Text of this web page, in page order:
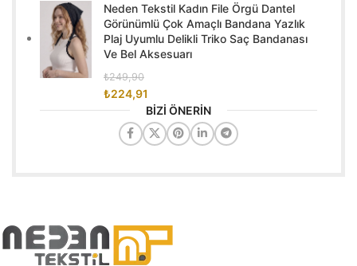
Neden Tekstil Kadın File Örgü Dantel
Görünümlü Çok Amaçlı Bandana Yazlık
Plaj Uyumlu Delikli Triko Saç Bandanası
Ve Bel Aksesuarı
₺249,90
₺224,91
BİZİ ÖNERİN